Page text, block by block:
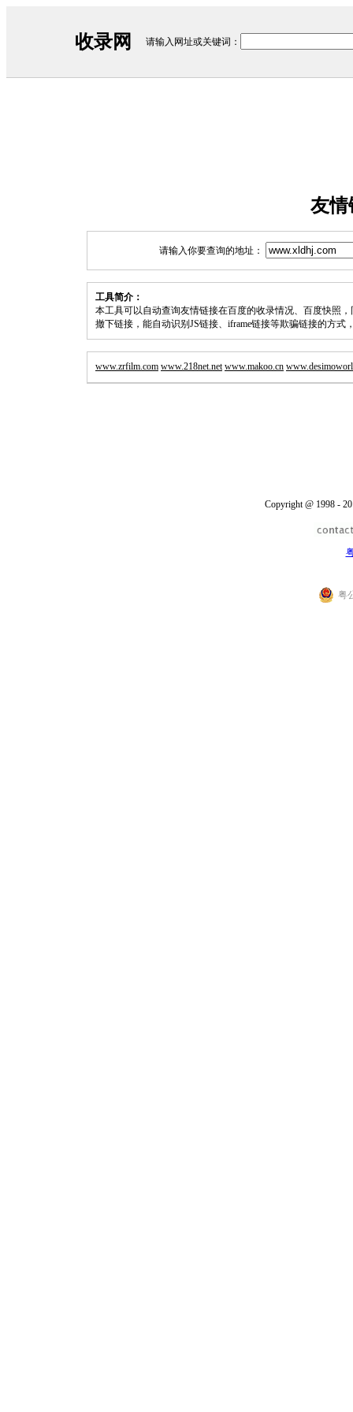
收录网 请输入网址或关键词：
友情
请输入你要查询的地址：
工具简介：
本工具可以自动查询友情链接在百度的收录情况、百度快照
撤下链接，能自动识别JS链接、iframe链接等欺骗链接的方式
www.zrfilm.com www.218net.net www.makoo.cn
Copyright @ 1998 -
粤